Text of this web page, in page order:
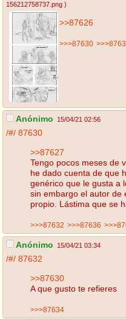
156212758737.png )
>>87626
>>>87630
Anónimo 15/04/21 02:56
/#/ 87630
>>87627
Tengo pocos meses de
he dado cuenta de que
genérico que le gusta a
sin embargo el autor de
propio. Lástima que se
>>>87632 >>>87636
Anónimo 15/04/21 03:34
/#/ 87632
>>87630
A que gusto te refieres
>>>87634